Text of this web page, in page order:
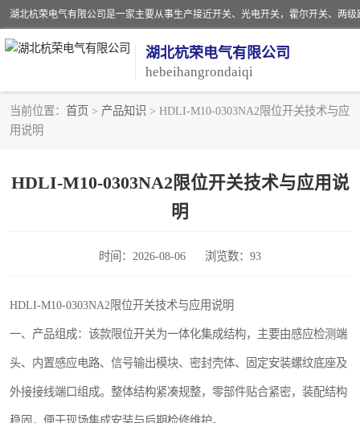
湖北杭荣电气有限公司
hebeihangrondaiqi
当前位置： 首页 > 产品知识 > HDLI-M10-0303NA2限位开关技术与应
用说明
HDLI-M10-0303NA2限位开关技术与应用说
明
时间：2026-08-06 浏览数：93
HDLI-M10-0303NA2限位开关技术与应用说明
一、产品组成：该款限位开关为一体化集成结构，主要由感应检测端
头、内置感应电路、信号输出模块、密封壳体、固定安装螺纹底座及
外接接线端口组成。整体结构紧凑规整，零部件贴合紧密，装配结构
阻旋料位开关
音叉开关
磁性开关
撕裂开关